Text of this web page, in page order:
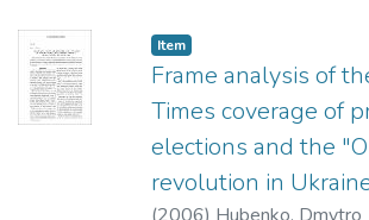
та медіа-дискурси, що
політизації всього
контексті виникає
жорсткого
мислення,
авторитаризму, і
нормального
Item
Frame analysis of
Times coverage of
elections and the
revolution in